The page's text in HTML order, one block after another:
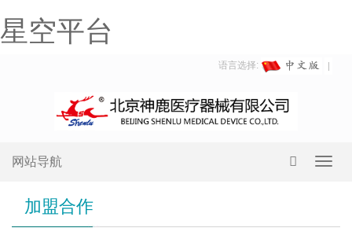
星空平台
语言选择:
网站导航
加盟合作